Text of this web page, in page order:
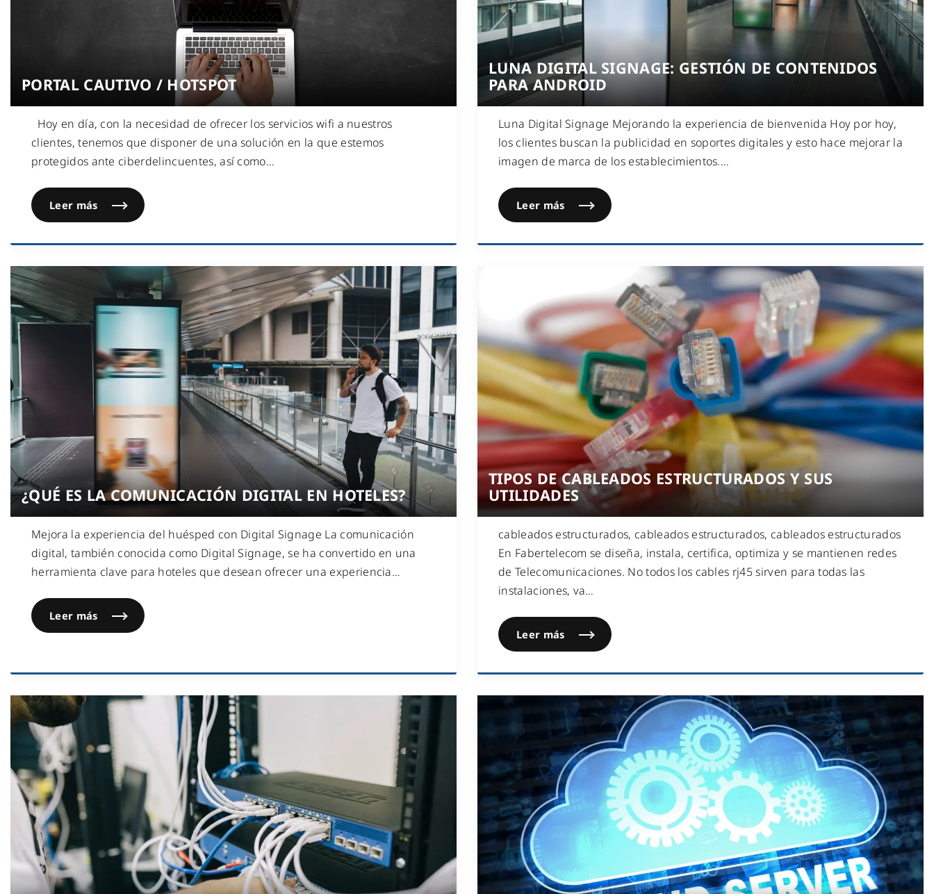
PORTAL CAUTIVO / HOTSPOT
Hoy en día, con la necesidad de ofrecer los servicios wifi a nuestros
clientes, tenemos que disponer de una solución en la que estemos
protegidos ante ciberdelincuentes, así como…
Leer más
LUNA DIGITAL SIGNAGE: GESTIÓN DE CONTENIDOS
PARA ANDROID
Luna Digital Signage Mejorando la experiencia de bienvenida Hoy por hoy,
los clientes buscan la publicidad en soportes digitales y esto hace mejorar la
imagen de marca de los establecimientos.…
Leer más
¿QUÉ ES LA COMUNICACIÓN DIGITAL EN HOTELES?
Mejora la experiencia del huésped con Digital Signage La comunicación
digital, también conocida como Digital Signage, se ha convertido en una
herramienta clave para hoteles que desean ofrecer una experiencia…
Leer más
TIPOS DE CABLEADOS ESTRUCTURADOS Y SUS
UTILIDADES
cableados estructurados, cableados estructurados, cableados estructurados
En Fabertelecom se diseña, instala, certifica, optimiza y se mantienen redes
de Telecomunicaciones. No todos los cables rj45 sirven para todas las
instalaciones, va…
Leer más